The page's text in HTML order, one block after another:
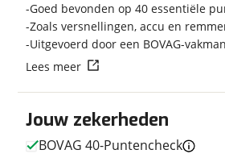
Transmissie
Naaf
Aantal versnellingen
7
Kleur
Zwart
Fabriekskleur
E-bike
Vraag mijn
goed mogelijk bij de aanbieder te
Jouw zekerheden
BOVAG 40-Puntencheck
Goed bevonden op 40 essentiële
Zoals versnellingen, accu en
Uitgevoerd door een BOVAG-vakman
Lees meer